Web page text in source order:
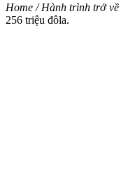
Home / Hành trình trở về
256 triệu đôla.